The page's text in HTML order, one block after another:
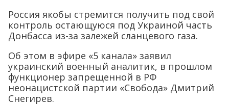
Россия якобы стремится получить под свой
контроль остающуюся под Украиной часть
Донбасса из-за залежей сланцевого газа.
Об этом в эфире «5 канала» заявил
украинский военный аналитик, в прошлом
функционер запрещенной в РФ
неонацистской партии «Свобода» Дмитрий
Снегирев.